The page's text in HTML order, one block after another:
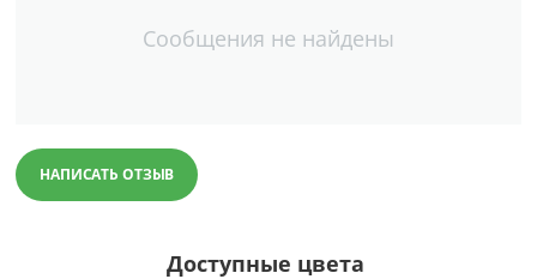
Сообщения не найдены
НАПИСАТЬ ОТЗЫВ
Доступные цвета